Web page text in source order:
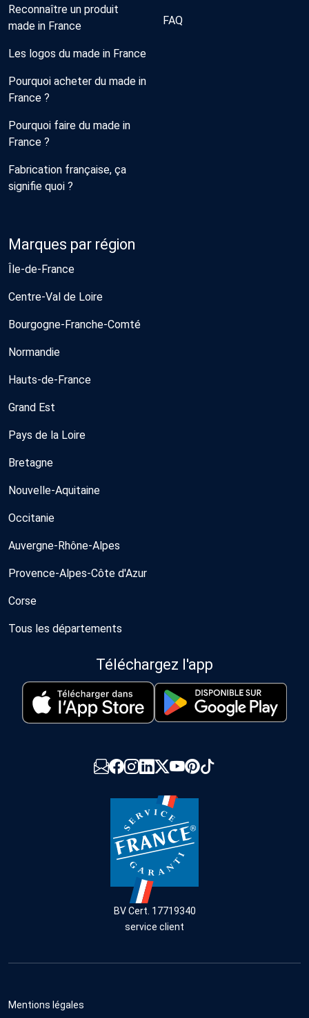
Reconnaître un produit
made in France
Les logos du made in France
Pourquoi acheter du made in
France ?
Pourquoi faire du made in
France ?
Fabrication française, ça
signifie quoi ?
FAQ
Marques par région
Île-de-France
Centre-Val de Loire
Bourgogne-Franche-Comté
Normandie
Hauts-de-France
Grand Est
Pays de la Loire
Bretagne
Nouvelle-Aquitaine
Occitanie
Auvergne-Rhône-Alpes
Provence-Alpes-Côte d'Azur
Corse
Tous les départements
Téléchargez l'app
BV Cert. 17719340
service client
Mentions légales